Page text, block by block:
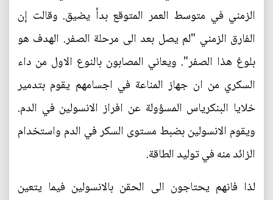
الزمني في متوسط العمر المتوقع بدأ يضيق. وقالت إن
الفارق الزمني "لم يصل بعد الى مرحلة الصفر. الهدف هو
بلوغ هذا الصفر". ويعاني المصابون بالنوع الاول من داء
السكري من ان جهاز المناعة في اجسامهم يقوم بتدمير
خلايا البنكرياس المسؤولة عن افراز الانسولين في الدم.
ويقوم الانسولين بضبط مستوى السكر في الدم واستخدام
الزائد منه في توليد الطاقة.
لذا فانهم يحتاجون الى الحقن بالانسولين فيما يتعين